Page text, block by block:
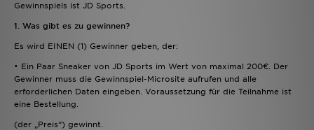
Gewinnspiels ist JD Sports.
1. Was gibt es zu gewinnen?
Es wird EINEN (1) Gewinner geben, der:
• Ein Paar Sneaker von JD Sports im Wert von maximal 200€. Der
Gewinner muss die Gewinnspiel-Microsite aufrufen und alle
erforderlichen Daten eingeben. Voraussetzung für die Teilnahme ist
eine Bestellung.
(der „Preis“) gewinnt.